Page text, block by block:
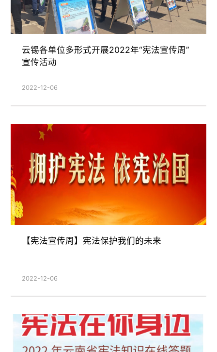
云锡各单位多形式开展2022年“宪法宣传周”
宣传活动
2022-12-06
【宪法宣传周】宪法保护我们的未来
2022-12-06